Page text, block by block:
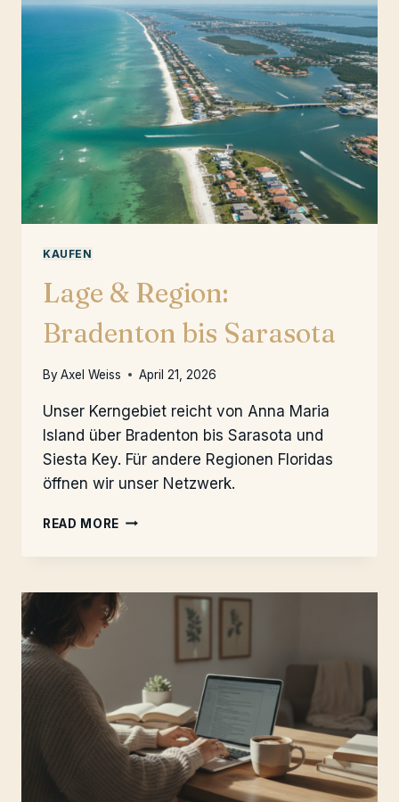
KAUFEN
Lage & Region:
Bradenton bis Sarasota
ByAxel Weiss April 21, 2026
Unser Kerngebiet reicht von Anna Maria
Island über Bradenton bis Sarasota und
Siesta Key. Für andere Regionen Floridas
öffnen wir unser Netzwerk.
READ MORE LAGE
BIS
SARASOTA